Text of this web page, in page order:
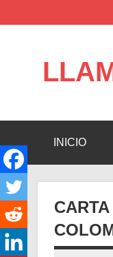
contenido
INICIO